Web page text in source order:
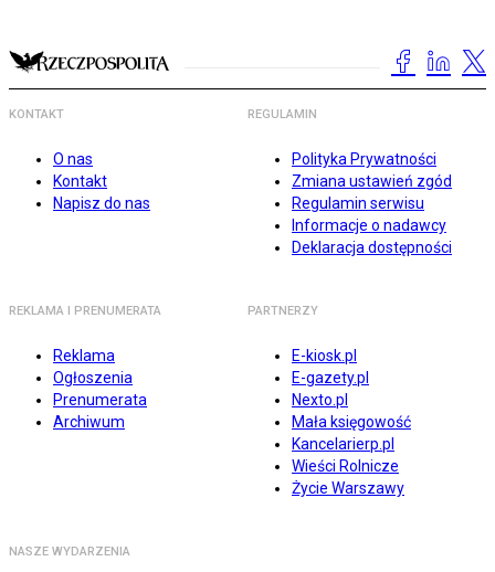
KONTAKT
O nas
Kontakt
Napisz do nas
REGULAMIN
Polityka Prywatności
Zmiana ustawień zgód
Regulamin serwisu
Informacje o nadawcy
Deklaracja dostępności
REKLAMA I PRENUMERATA
Reklama
Ogłoszenia
Prenumerata
Archiwum
PARTNERZY
E-kiosk.pl
E-gazety.pl
Nexto.pl
Mała księgowość
Kancelarierp.pl
Wieści Rolnicze
Życie Warszawy
NASZE WYDARZENIA